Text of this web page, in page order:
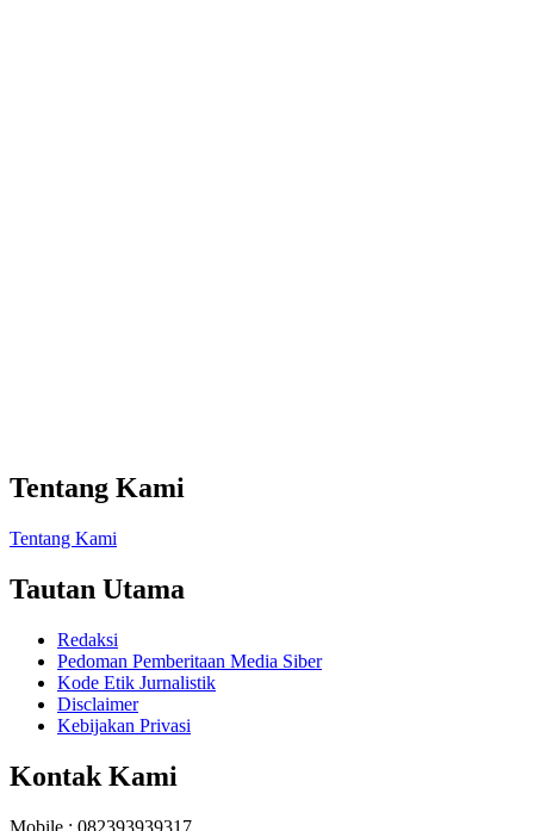
Tentang Kami
Tentang Kami
Tautan Utama
Redaksi
Pedoman Pemberitaan Media Siber
Kode Etik Jurnalistik
Disclaimer
Kebijakan Privasi
Kontak Kami
Mobile : 082393939317